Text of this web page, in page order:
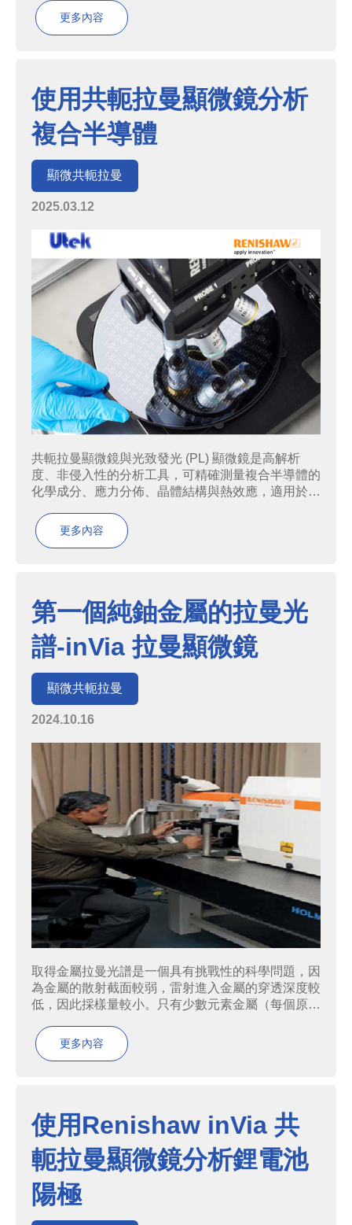
時間，區分快速的拉曼散射與較慢的螢光發射。- 搭
配 Renisha...
更多內容
使用共軛拉曼顯微鏡分析
複合半導體
顯微共軛拉曼
2025.03.12
共軛拉曼顯微鏡與光致發光 (PL) 顯微鏡是高解析
度、非侵入性的分析工具，可精確測量複合半導體的
化學成分、應力分佈、晶體結構與熱效應，適用於品
晶圓品質評估：量測應力變化、鋁含量與均勻性，並
利用 LiveTrack™ 追蹤晶圓彎曲度。✅ GaN...
更多內容
第一個純鈾金屬的拉曼光
譜-inVia 拉曼顯微鏡
顯微共軛拉曼
2024.10.16
取得金屬拉曼光譜是一個具有挑戰性的科學問題，因
為金屬的散射截面較弱，雷射進入金屬的穿透深度較
低，因此採樣量較小。只有少數元素金屬（每個原始
密堆積相，已使用拉曼光譜進行了表徵。由於訊號強
度差，技術上重要的錒係金屬（如鈾和鈽）尚未被研
更多內容
使用Renishaw inVia 共
軛拉曼顯微鏡分析鋰電池
陽極